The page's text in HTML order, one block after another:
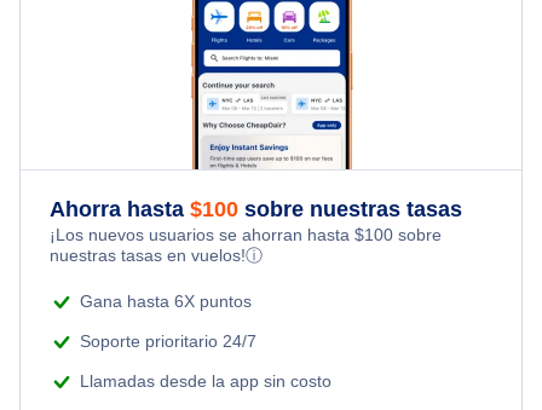
Vuelos de Bostón a Pereira
Vuelos de los Angeles a Pereira
Vuelos de Pereira a Orlando
Vuelos de Pereira a Chicago
Ahorra hasta $100 sobre nuestras tasas
¡Los nuevos usuarios se ahorran hasta $100 sobre
nuestras tasas en vuelos!ⓘ
Gana hasta 6X puntos
Soporte prioritario 24/7
Llamadas desde la app sin costo